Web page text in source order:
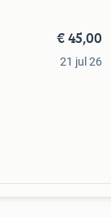
€ 45,00
21 jul 26